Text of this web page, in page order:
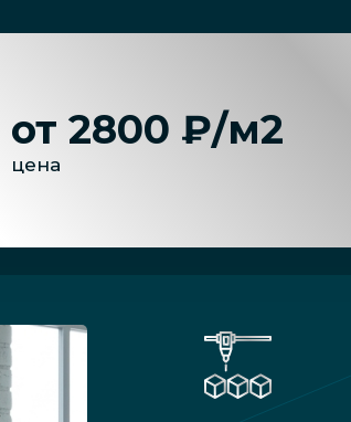
от 2800 ₽/м2
цена